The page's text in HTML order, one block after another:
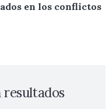
en los conflictos